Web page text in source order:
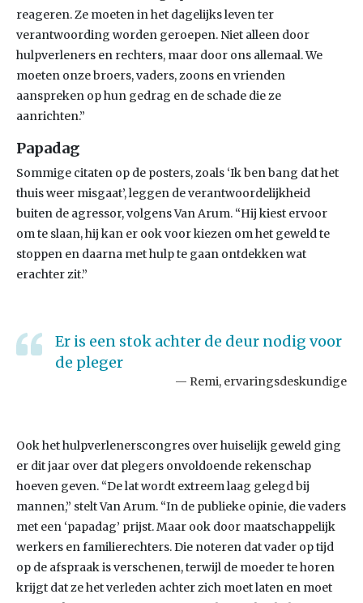
reageren. Ze moeten in het dagelijks leven ter
verantwoording worden geroepen. Niet alleen door
hulpverleners en rechters, maar door ons allemaal. We
moeten onze broers, vaders, zoons en vrienden
aanspreken op hun gedrag en de schade die ze
aanrichten.”
Papadag
Sommige citaten op de posters, zoals ‘Ik ben bang dat het
thuis weer misgaat’, leggen de verantwoordelijkheid
buiten de agressor, volgens Van Arum. “Hij kiest ervoor
om te slaan, hij kan er ook voor kiezen om het geweld te
stoppen en daarna met hulp te gaan ontdekken wat
erachter zit.”
Er is een stok achter de deur nodig voor
de pleger
Remi, ervaringsdeskundige
Ook het hulpverlenerscongres over huiselijk geweld ging
er dit jaar over dat plegers onvoldoende rekenschap
hoeven geven. “De lat wordt extreem laag gelegd bij
mannen,” stelt Van Arum. “In de publieke opinie, die vaders
met een ‘papadag’ prijst. Maar ook door maatschappelijk
werkers en familierechters. Die noteren dat vader op tijd
op de afspraak is verschenen, terwijl de moeder te horen
krijgt dat ze het verleden achter zich moet laten en moet